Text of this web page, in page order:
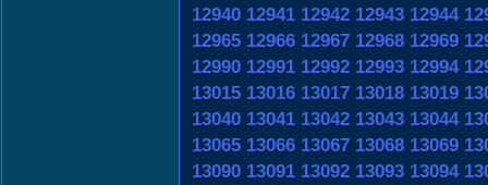
12940 12941 12942 12943 12944
12965 12966 12967 12968 12969
12990 12991 12992 12993 12994
13015 13016 13017 13018 13019
13040 13041 13042 13043 13044
13065 13066 13067 13068 13069
13090 13091 13092 13093 13094